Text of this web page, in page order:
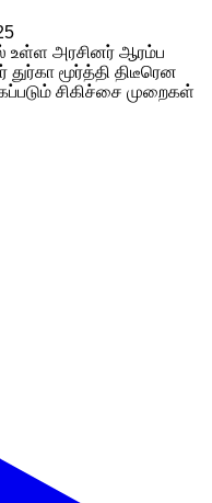
உள்ள அரசினர் ஆரம்ப
மூர்த்தி திடீரென
சிகிச்சை முறைகள்